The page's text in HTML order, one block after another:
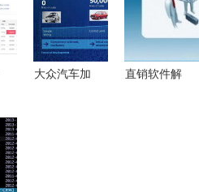
与电子方案
革新
大众汽车加
直销软件解